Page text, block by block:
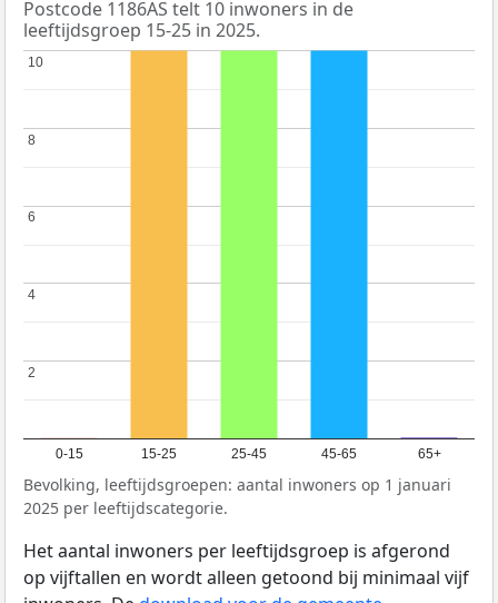
Postcode 1186AS telt 10 inwoners in de
leeftijdsgroep 15-25 in 2025.
0-15 15-25 25-45 45-65 65+
2
2
4
4
6
6
8
8
10
10
Bevolking, leeftijdsgroepen: aantal inwoners op 1 januari
2025 per leeftijdscategorie.
Het aantal inwoners per leeftijdsgroep is afgerond
op vijftallen en wordt alleen getoond bij minimaal vijf